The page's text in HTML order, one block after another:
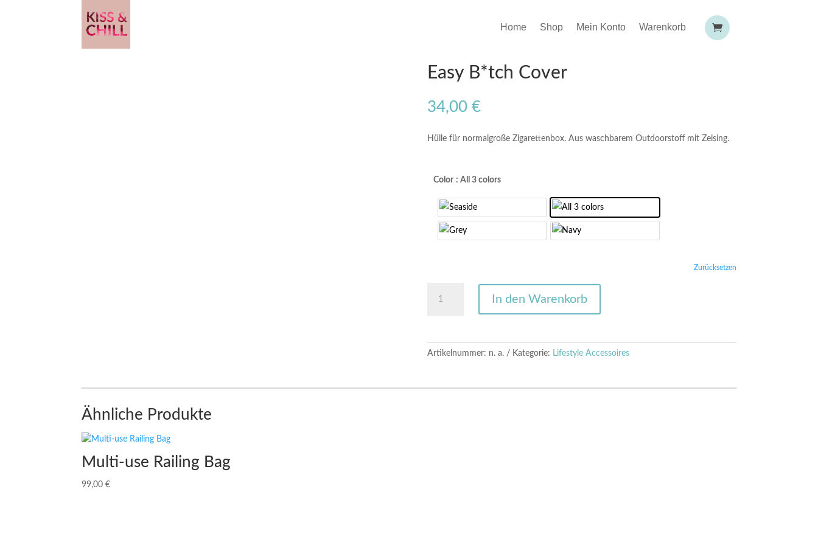
Home Shop Mein Konto Warenkorb
Easy B*tch Cover
34,00 €
Hülle für normalgroße Zigarettenbox. Aus waschbarem Outdoorstoff mit Zeising.
Color : All 3 colors
Zurücksetzen
B*tch
In den Warenkorb
Artikelnummer: n. a. Kategorie: Lifestyle Accessoires
Ähnliche Produkte
Multi-use Railing Bag
99,00€